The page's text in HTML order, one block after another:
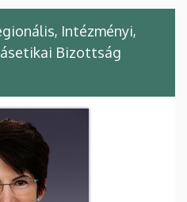
Intézményi,
Bizottság